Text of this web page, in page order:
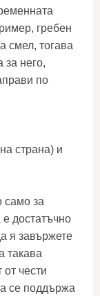
гребен
смел, тогава
за него,
по
страна) и
само за
достатъчно
я завържете
такава
чести
се поддържа